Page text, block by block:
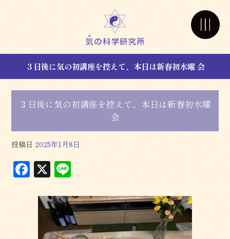
３日後に気の初講座を控えて、本日は新春初水曜 会
３日後に気の初講座を控えて、本日は新春初水曜
会
投稿日 2025年1月8日
F
c
X
e